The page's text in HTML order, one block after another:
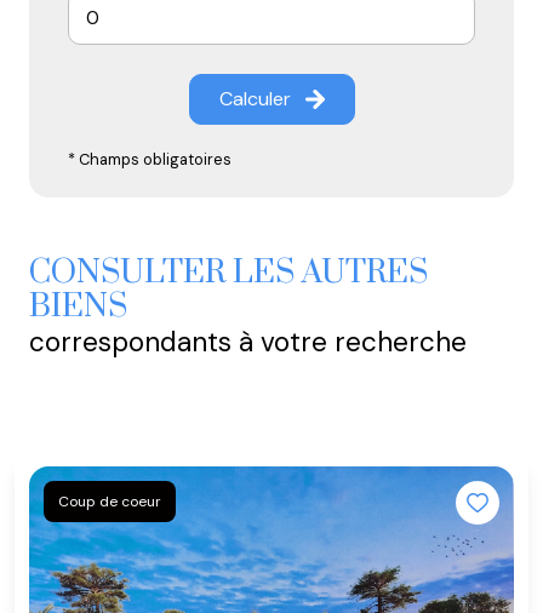
Calculer
* Champs obligatoires
CONSULTER LES AUTRES
BIENS
correspondants à votre recherche
Coup de coeur